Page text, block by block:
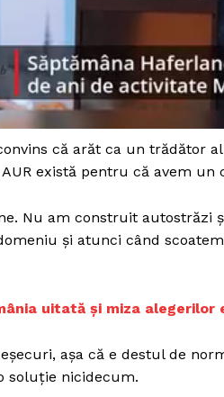
că arăt ca un trădător
există pentru că avem
Nu am construit
și atunci când
uitată și miza alegerilor
așa că e destul de
soluție nicidecum.